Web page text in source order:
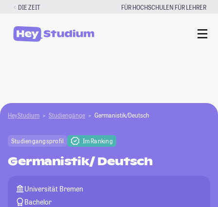
Zum
springen
DIE ZEIT FÜR HOCHSCHULEN|FÜR LEHRER
HeyStudium Studiengänge Germanistik/Deutsch
Studiengangsprofil Im Ranking
Germanistik/ Deutsch
Universität Bremen
Bachelor